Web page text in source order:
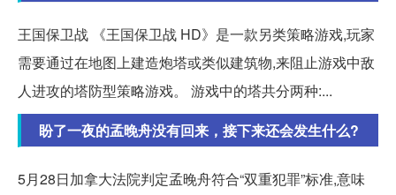
王国保卫战 《王国保卫战 HD》是一款另类策略游戏,玩家
需要通过在地图上建造炮塔或类似建筑物,来阻止游戏中敌
人进攻的塔防型策略游戏。 游戏中的塔共分两种:...
盼了一夜的孟晚舟没有回来，接下来还会发生什么?
5月28日加拿大法院判定孟晚舟符合“双重犯罪”标准,意味